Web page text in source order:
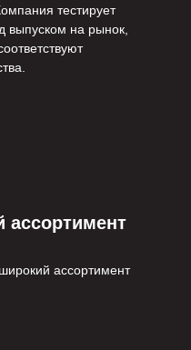
тестирует
выпуском на рынок,
ассортимент
ассортимент